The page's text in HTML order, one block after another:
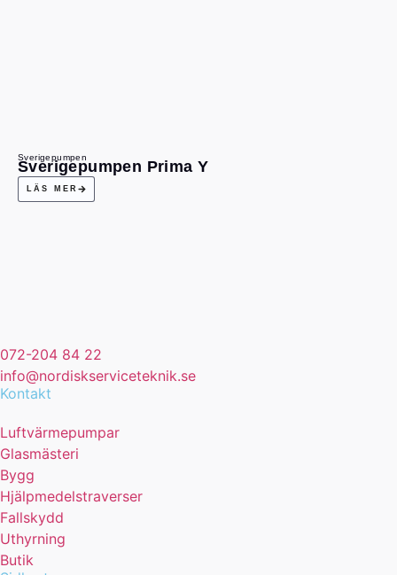
Sverigepumpen
Sverigepumpen Prima Y
LÄS MER
072-204 84 22
info@nordiskserviceteknik.se
Kontakt
Luftvärmepumpar
Glasmästeri
Bygg
Hjälpmedelstraverser
Fallskydd
Uthyrning
Butik